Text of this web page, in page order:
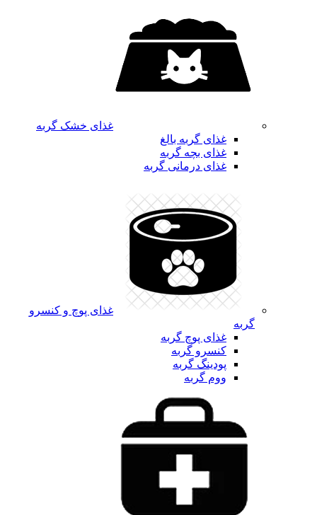
غذای خشک گربه
غذای گربه بالغ
غذای بچه گربه
غذای درمانی گربه
غذای پوچ و کنسرو
گربه
غذای پوچ گربه
کنسرو گربه
پودینگ گربه
ووم گربه